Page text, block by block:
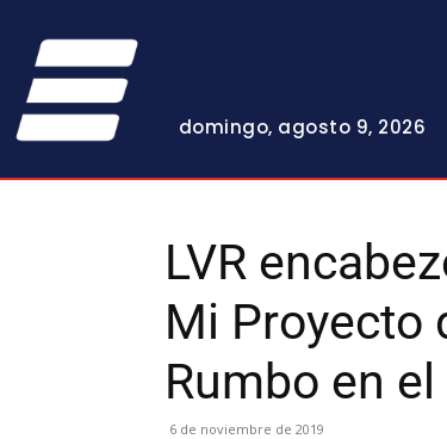
domingo, agosto 9, 2026
LVR
Mi Proyecto
Rumbo en
6 de noviembre de 2019